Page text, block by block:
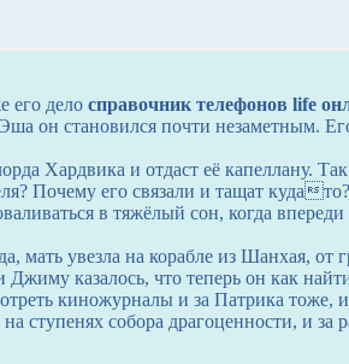
его дело справочник телефонов life
он становился почти незаметным.
Хардвика и отдаст её капеллану.
Почему его связали и тащат куда
в тяжёлый сон, когда
мать увезла на корабле из Шанхая, от
казалось, что теперь он как
киножурналы и за Патрика тоже,
ступенях собора драгоценности, и за